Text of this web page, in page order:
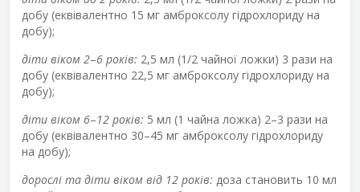
добу (еквівалентно 15 мг амброксолу гідрохлориду на
добу);
діти віком 2–6 років: 2,5 мл (1/2 чайної ложки) 3 рази на
добу (еквівалентно 22,5 мг амброксолу гідрохлориду на
добу);
діти віком 6–12 років: 5 мл (1 чайна ложка) 2–3 рази на
добу (еквівалентно 30–45 мг амброксолу гідрохлориду
на добу);
дорослі та діти віком від 12 років: доза становить 10 мл